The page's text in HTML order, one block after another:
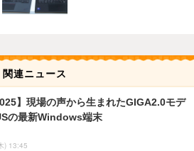
関連ニュース
】現場の声から生まれたGIGA2.0モデ
の最新Windows端末
) 13:45